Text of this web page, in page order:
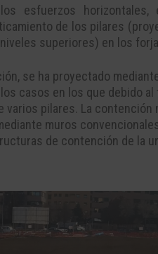
esfuerzos horizontales,
de los pilares
superiores) en los
se ha proyectado
casos en los que debido
varios pilares. La
muros
de contención de la